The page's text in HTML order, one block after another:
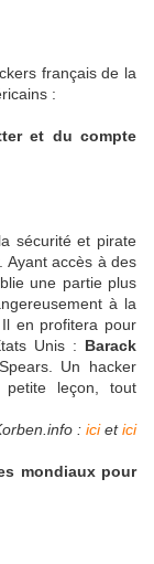
français de la
:
et du compte
sécurité et pirate
Ayant accès à des
une partie plus
à la
en profitera pour
Unis : Barack
Un hacker
petite leçon, tout
: iciet ici
mondiaux pour